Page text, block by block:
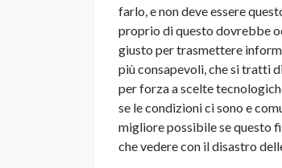
farlo, e non deve essere
proprio di questo dovrebbe
giusto per trasmettere
più consapevoli, che si tratti
per forza a scelte
se le condizioni ci sono e
migliore possibile se questo
che vedere con il disastro